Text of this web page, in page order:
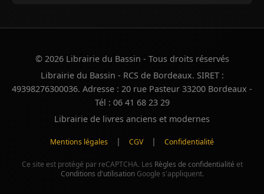
© 2026 Librairie du Bassin - Tous droits réservés
Librairie du Bassin - RCS de Bordeaux. SIRET :
49398276300036. Adresse : 20 rue Pasteur 33200 Bordeaux -
Tél : 06 41 68 23 29
Librairie de livres anciens et modernes
Mentions légales | CGV | Confidentialité
Ce site est protégé par reCAPTCHA. Les Règles de confidentialité et
Conditions d'utilisationGoogle s'appliquent.